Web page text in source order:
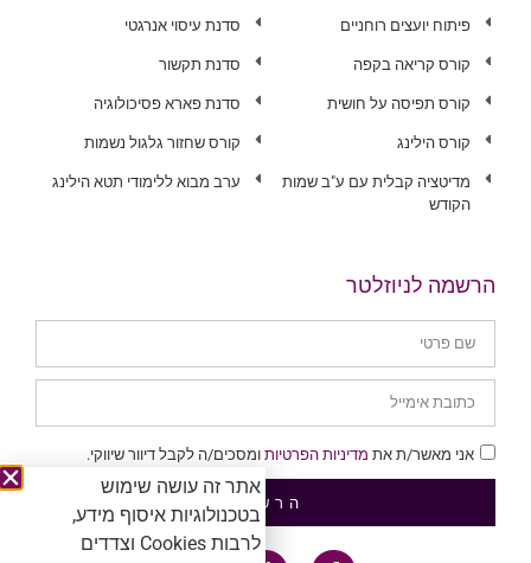
פיתוח יועצים רוחניים
קורס קריאה בקפה
קורס תפיסה על חושית
קורס הילינג
מדיטציה קבלית עם ע"ב שמות
הקודש
סדנת עיסוי אנרגטי
סדנת תקשור
סדנת פארא פסיכולוגיה
קורס שחזור גלגול נשמות
ערב מבוא ללימודי תטא הילינג
הרשמה לניוזלטר
אני מאשר/ת את מדיניות הפרטיות ומסכים/ה לקבל דיוור שיווקי.
הרשמה
אתר זה עושה שימוש
בטכנולוגיות איסוף מידע,
לרבות Cookies וצדדים